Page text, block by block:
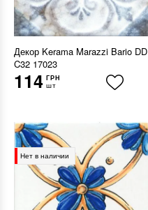
Декор Kerama Marazzi Bario DD
C32 17023
114 ГРН
шт
Нет в наличии